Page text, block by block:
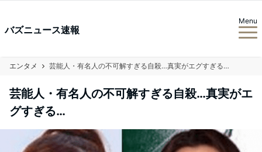
バズニュース速報
Menu
エンタメ 芸能人・有名人の不可解すぎる自殺…真実がエグすぎる…
芸能人・有名人の不可解すぎる自殺…真実がエ
グすぎる…